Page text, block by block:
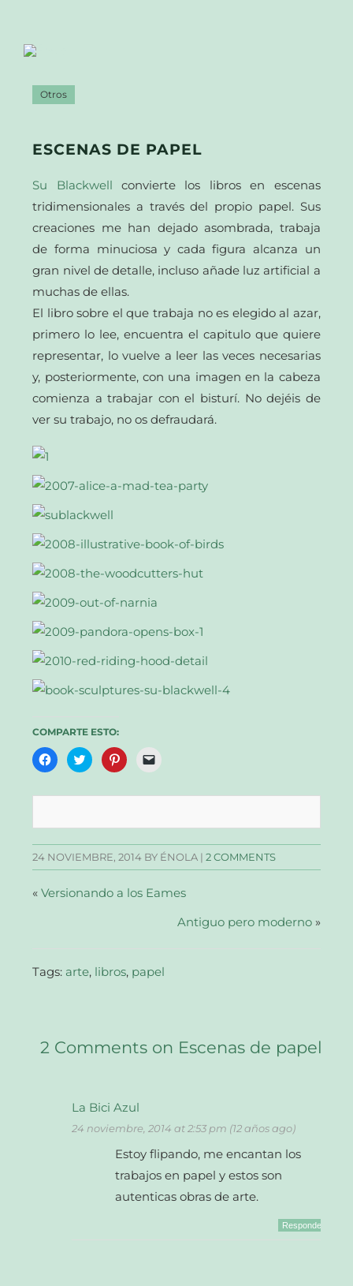
Otros
ESCENAS DE PAPEL
Su Blackwell convierte los libros en escenas
tridimensionales a través del propio papel. Sus
creaciones me han dejado asombrada, trabaja
de forma minuciosa y cada figura alcanza un
gran nivel de detalle, incluso añade luz artificial a
muchas de ellas.
El libro sobre el que trabaja no es elegido al azar,
primero lo lee, encuentra el capitulo que quiere
representar, lo vuelve a leer las veces necesarias
y, posteriormente, con una imagen en la cabeza
comienza a trabajar con el bisturí. No dejéis de
ver su trabajo, no os defraudará.
COMPARTE ESTO:
Haz
clic
en
abre
una
ventana
nueva)
Haz
clic
en
abre
una
ventana
nueva)
Haz
clic
en
abre
una
ventana
nueva)
Haz
clic
un
correo
a
un
amigo
abre
en
ventana
24 NOVIEMBRE, 2014 BY ÉNOLA |2 COMMENTS
«Versionando a los Eames
Antiguo pero moderno»
Tags: arte, libros, papel
2 Comments on Escenas de papel
La Bici Azul
24 noviembre, 2014 at 2:53 pm (12 años ago)
Estoy flipando, me encantan los
trabajos en papel y estos son
autenticas obras de arte.
Responder